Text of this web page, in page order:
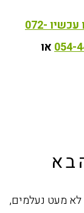
התקשרו עכשיו 072-
או
מעט נעלמים,